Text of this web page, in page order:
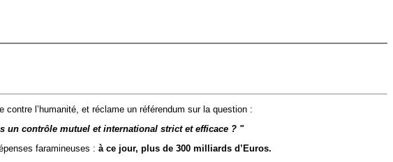
l’humanité, et réclame un référendum sur la question :
un contrôle mutuel et international strict et efficace ? "
faramineuses : à ce jour, plus de 300 milliards d’Euros.